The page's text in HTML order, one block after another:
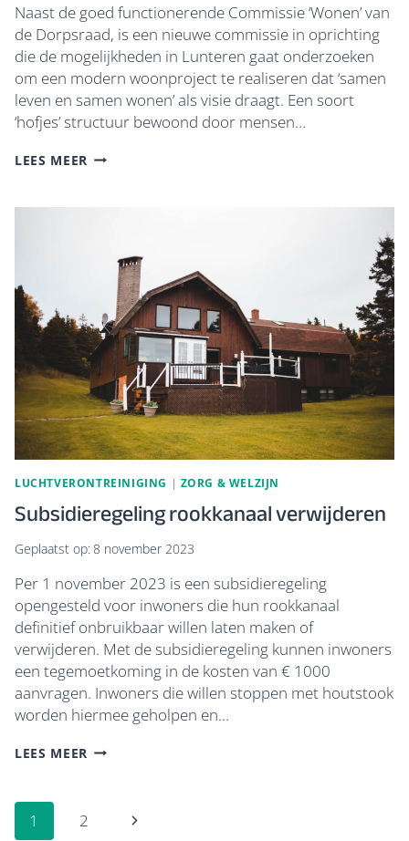
Naast de goed functionerende Commissie ‘Wonen’ van
de Dorpsraad, is een nieuwe commissie in oprichting
die de mogelijkheden in Lunteren gaat onderzoeken
om een modern woonproject te realiseren dat ‘samen
leven en samen wonen’ als visie draagt. Een soort
‘hofjes’ structuur bewoond door mensen…
LEES MEER NIEUWE
LUCHTVERONTREINIGING | ZORG & WELZIJN
Subsidieregeling rookkanaal verwijderen
Geplaatst op:8 november 2023
Per 1 november 2023 is een subsidieregeling
opengesteld voor inwoners die hun rookkanaal
definitief onbruikbaar willen laten maken of
verwijderen. Met de subsidieregeling kunnen inwoners
een tegemoetkoming in de kosten van € 1000
aanvragen. Inwoners die willen stoppen met houtstook
worden hiermee geholpen en…
LEES MEER SUBSIDIEREGELING
Paginanavigatie
1 2
Volgende